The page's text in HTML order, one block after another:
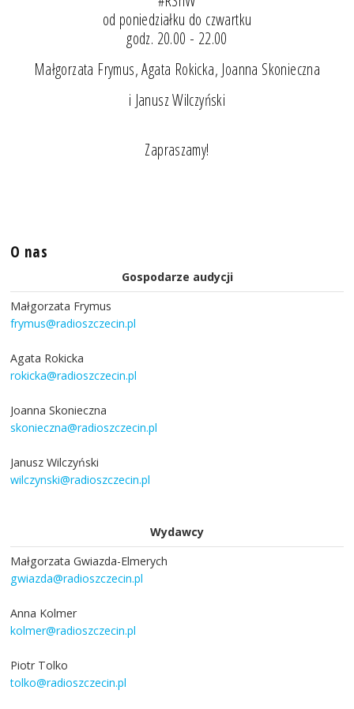
od poniedziałku do czwartku
godz. 20.00 - 22.00
Małgorzata Frymus, Agata Rokicka, Joanna Skonieczna
i Janusz Wilczyński
Zapraszamy!
O nas
Gospodarze audycji
Małgorzata Frymus
frymus@radioszczecin.pl
Agata Rokicka
rokicka@radioszczecin.pl
Joanna Skonieczna
skonieczna@radioszczecin.pl
Janusz Wilczyński
wilczynski@radioszczecin.pl
Wydawcy
Małgorzata Gwiazda-Elmerych
gwiazda@radioszczecin.pl
Anna Kolmer
kolmer@radioszczecin.pl
Piotr Tolko
tolko@radioszczecin.pl